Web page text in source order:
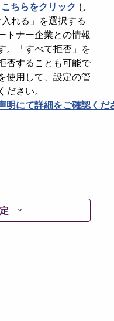
こちらをクリック し
れる」を選択する
トナー企業との情報
。「すべて拒否」を
否することも可能で
使用して、設定の管
ださい。
明にて詳細をご確認くだ
ためにリンクを